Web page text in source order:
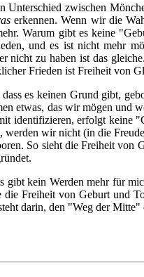
Unterschied zwischen
erkennen. Wenn wir die
Warum gibt es keine
und es ist nicht mehr
nicht zu haben ist das
Frieden ist Freiheit von
dass es keinen Grund gibt,
etwas, das wir mögen und
identifizieren, erfolgt keine
werden wir nicht (in die
So sieht die Freiheit von
gibt kein Werden mehr für
die Freiheit von Geburt und
darin, den "Weg der